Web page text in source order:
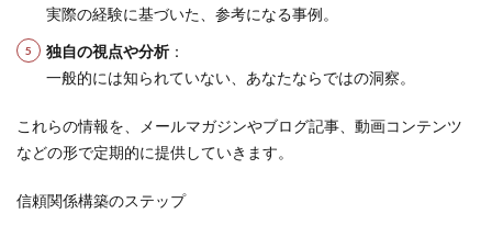
実際の経験に基づいた、参考になる事例。
独自の視点や分析：
一般的には知られていない、あなたならではの洞察。
これらの情報を、メールマガジンやブログ記事、動画コンテンツ
などの形で定期的に提供していきます。
信頼関係構築のステップ